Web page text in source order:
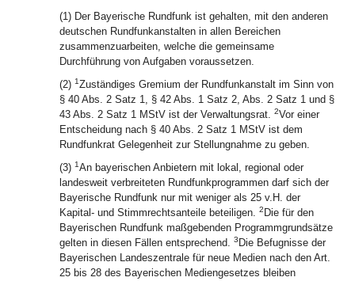
(1) Der Bayerische Rundfunk ist gehalten, mit den anderen
deutschen Rundfunkanstalten in allen Bereichen
zusammenzuarbeiten, welche die gemeinsame
Durchführung von Aufgaben voraussetzen.
(2) 1Zuständiges Gremium der Rundfunkanstalt im Sinn von
§ 40 Abs. 2 Satz 1, § 42 Abs. 1 Satz 2, Abs. 2 Satz 1 und §
43 Abs. 2 Satz 1 MStV ist der Verwaltungsrat. 2Vor einer
Entscheidung nach § 40 Abs. 2 Satz 1 MStV ist dem
Rundfunkrat Gelegenheit zur Stellungnahme zu geben.
(3) 1An bayerischen Anbietern mit lokal, regional oder
landesweit verbreiteten Rundfunkprogrammen darf sich der
Bayerische Rundfunk nur mit weniger als 25 v.H. der
Kapital- und Stimmrechtsanteile beteiligen. 2 Die für den
Bayerischen Rundfunk maßgebenden Programmgrundsätze
gelten in diesen Fällen entsprechend. 3 Die Befugnisse der
Bayerischen Landeszentrale für neue Medien nach den Art.
25 bis 28 des Bayerischen Mediengesetzes bleiben